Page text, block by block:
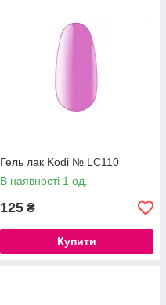
Гель лак Kodi № LC110
В наявності 1 од.
125 ₴
Купити